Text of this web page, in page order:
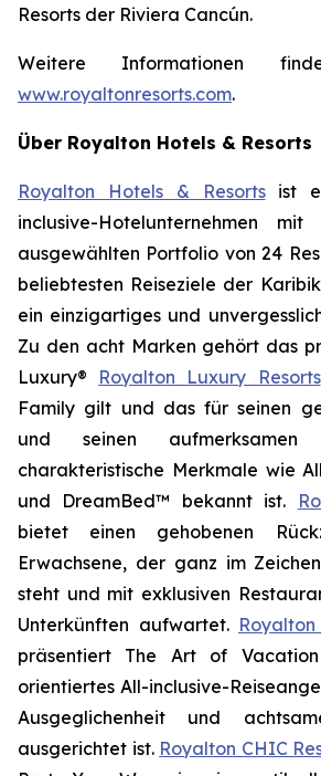
Resorts der Riviera Cancún.
Weitere Informationen
www.royaltonresorts.com.
Über Royalton Hotels & Resorts
Royalton Hotels & Resortsist
inclusive-Hotelunternehmen
ausgewählten Portfolio von 24
beliebtesten Reiseziele der
ein einzigartiges und
Zu den acht Marken gehört das
Luxury® Royalton Luxury Resorts
Family gilt und das für seinen
und seinen
charakteristische Merkmale wie
und DreamBed™ bekannt ist.
bietet einen gehobenen
Erwachsene, der ganz im
steht und mit exklusiven
Unterkünften aufwartet.
präsentiert The Art of Vacation
orientiertes All-inclusive-
Ausgeglichenheit und
ausgerichtet ist. Royalton CHIC